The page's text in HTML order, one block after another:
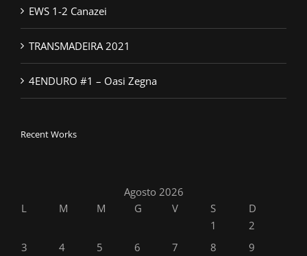
EWS 1-2 Canazei
TRANSMADEIRA 2021
4ENDURO #1 – Oasi Zegna
Recent Works
Agosto 2026
L
M M G V S
D
1
2
3
4 5 6 7 8 9